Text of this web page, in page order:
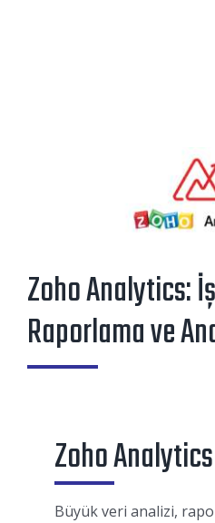
Zoho Analytics:
Raporlama ve
Zoho
Büyük veri analizi,